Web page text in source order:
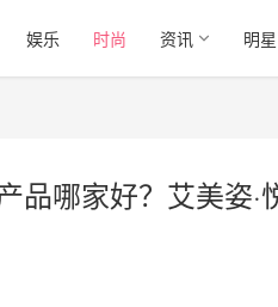
娱乐 时尚 资讯 明星
品哪家好？艾美姿